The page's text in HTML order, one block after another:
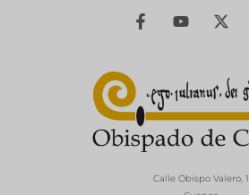
Calle Obispo Valero, 1